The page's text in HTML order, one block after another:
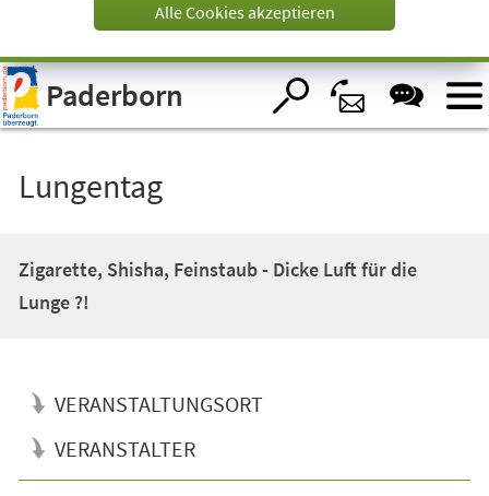
Visuelle
Assistenzsoftware
öffnen.
Alle Cookies akzeptieren
Paderborn
Lungentag
Zigarette, Shisha, Feinstaub - Dicke Luft für die
Lunge ?!
VERANSTALTUNGSORT
VERANSTALTER